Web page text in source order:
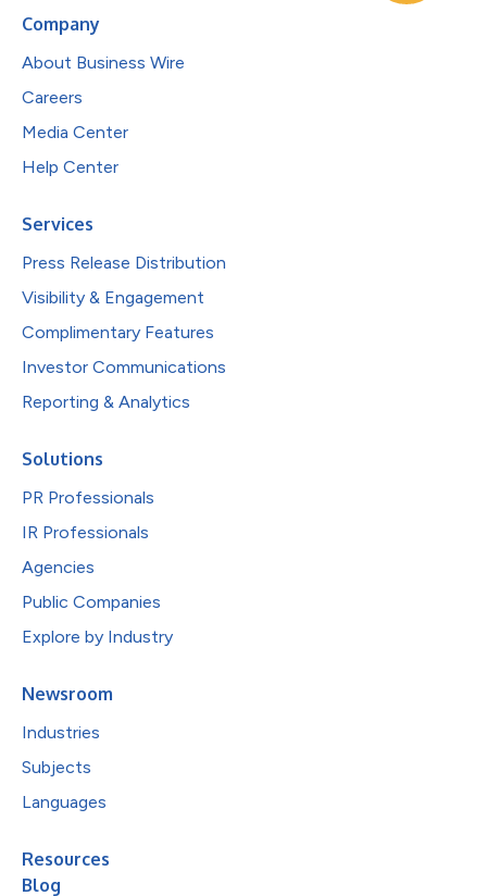
Company
About Business Wire
Careers
Media Center
Help Center
Services
Press Release Distribution
Visibility & Engagement
Complimentary Features
Investor Communications
Reporting & Analytics
Solutions
PR Professionals
IR Professionals
Agencies
Public Companies
Explore by Industry
Newsroom
Industries
Subjects
Languages
Resources
Blog